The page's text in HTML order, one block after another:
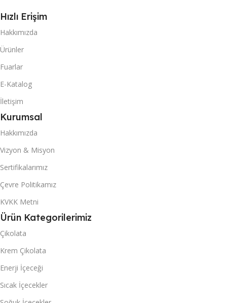
KOLI BRÜT AĞIRLIĞI
7,384
20 DC KONTEYNER
907
40 DC KONTEYNER
2160
KUTU & (POŞET) İÇI ADET
Hızlı Erişim
Hakkımızda
Ürünler
Fuarlar
E-Katalog
İletişim
Kurumsal
Hakkımızda
Vizyon & Misyon
Sertifikalarımız
Çevre Politikamız
KVKK Metni
Ürün Kategorilerimiz
Çikolata
Krem Çikolata
Enerji İçeceği
Sıcak İçecekler